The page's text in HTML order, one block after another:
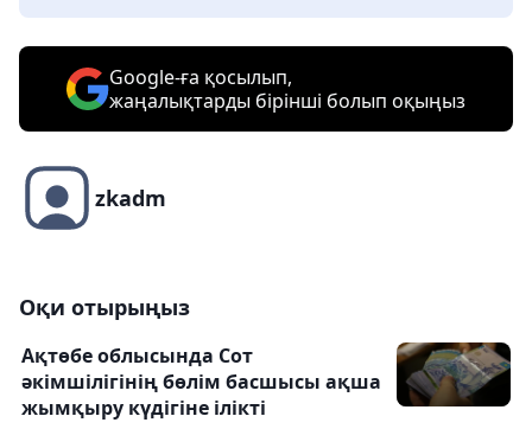
Google-ға қосылып,
жаңалықтарды бірінші болып оқыңыз
zkadm
Оқи отырыңыз
Ақтөбе облысында Сот
әкімшілігінің бөлім басшысы ақша
жымқыру күдігіне ілікті